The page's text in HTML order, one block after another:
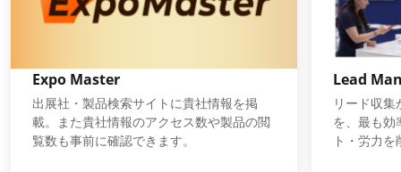
Expo Master
出展社・製品検索サイトに貴社情報を掲
載。また貴社情報のアクセス数や製品の閲
覧数も事前に確認できます。
Lead
リード収
を、最も効
ト・労力